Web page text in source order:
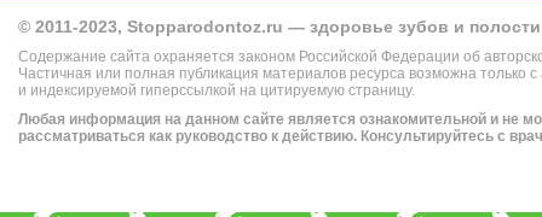
© 2011-2023, Stopparodontoz.ru — здоровье зубов и
Содержание сайта охраняется законом Российской Федерации об
Частичная или полная публикация материалов ресурса возможна только с
и индексируемой гиперссылкой на цитируемую страницу.
Любая информация на данном сайте является ознакомительной и не
рассматриваться как руководство к действию. Консультируйтесь с